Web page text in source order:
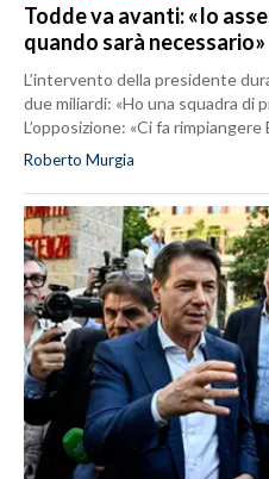
Todde va avanti: «Io
quando sarà necessario»
L’intervento della presidente
due miliardi: «Ho una squadra di
L’opposizione: «Ci fa rimpiangere
Roberto Murgia